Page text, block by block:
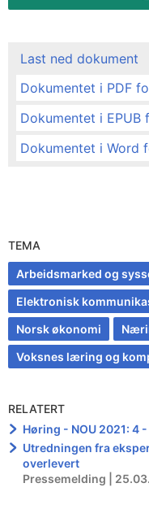
Last ned dokument
Dokumentet i PDF
Dokumentet i EPUB
Dokumentet i Word
TEMA
Arbeidsmarked og
Elektronisk
Norsk økonomi
Voksnes læring og
RELATERT
Høring - NOU 2021: 4
Utredningen fra
overlevert
Pressemelding |